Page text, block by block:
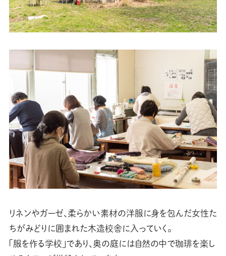
リネンやガーゼ、柔らかい素材の洋服に身を包んだ女性た
ちがみどりに囲まれた木造校舎に入っていく。
「服を作る学校」であり、奥の庭には自然の中で珈琲を楽し